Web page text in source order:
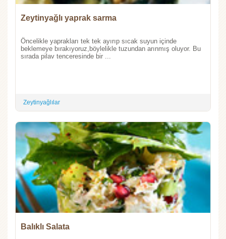
Zeytinyağlı yaprak sarma
Öncelikle yaprakları tek tek ayırıp sıcak suyun içinde
beklemeye bırakıyoruz,böylelikle tuzundan arınmış oluyor. Bu
sırada pilav tenceresinde bir ...
Zeytinyağlılar
Balıklı Salata